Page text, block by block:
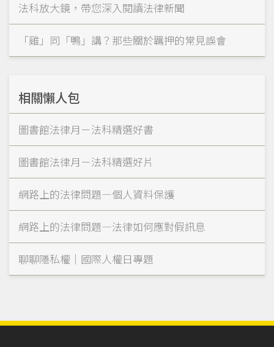
法科放大鏡，帶您深入閱讀法律新聞
「雞」同「鴨」講？那些關於羈押的常見誤會
相關懶人包
圖書館法律月－法科精選好書
圖書館法律月－法科精選好片
網路上的法律問題—個人資料保護
網路上的法律問題—法律如何應對假訊息
聊聊隱私權｜國際人權日專題